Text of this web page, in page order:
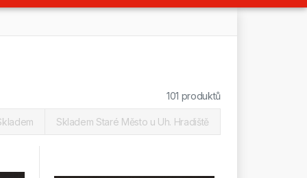
101 produktů
Skladem Staré Město u Uh. Hradiště